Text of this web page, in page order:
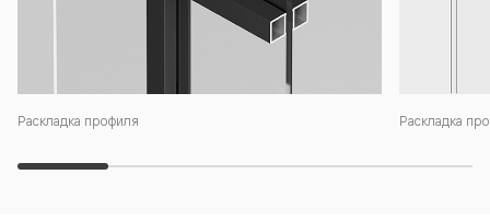
Раскладка профиля Раскладка